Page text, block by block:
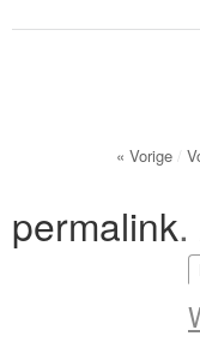
« Vorige /
permalink.